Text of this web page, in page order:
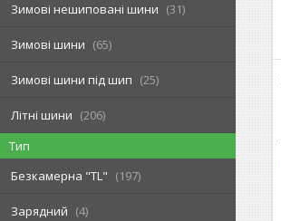
Зимові нешиповані шини 31
Зимові шини 65
Зимові шини під шип 25
Літні шини
206
Тип
Безкамерна "TL"
197
Зарядний 4